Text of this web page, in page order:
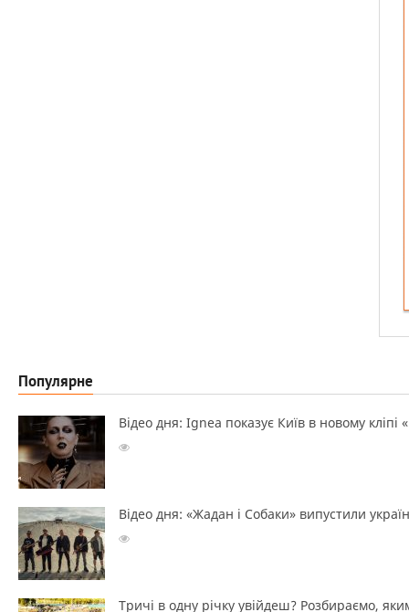
Популярне
Відео дня: Ignea показує Київ в новому кліпі
Відео дня: «Жадан і Собаки» випустили
Тричі в одну річку увійдеш? Розбираємо,